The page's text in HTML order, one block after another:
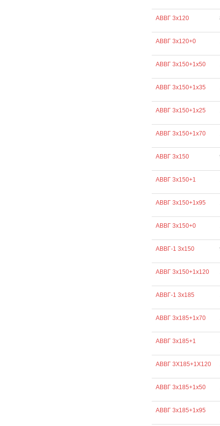
АВВГ 3х120
АВВГ 3х120+0
АВВГ 3х150+1х50
АВВГ 3х150+1х35
АВВГ 3х150+1х25
АВВГ 3х150+1х70
АВВГ 3х150
АВВГ 3х150+1
АВВГ 3х150+1х95
АВВГ 3х150+0
АВВГ-1 3х150
АВВГ 3х150+1х120
АВВГ-1 3х185
АВВГ 3х185+1х70
АВВГ 3х185+1
АВВГ 3Х185+1Х120
АВВГ 3х185+1х50
АВВГ 3х185+1х95